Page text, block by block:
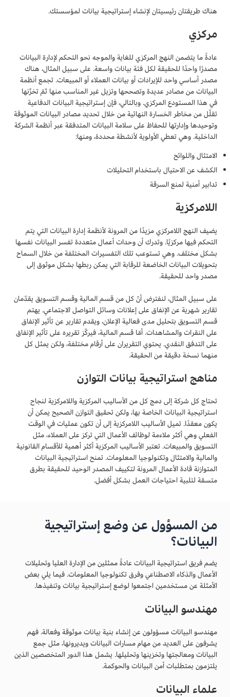
هناك طريقتان رئيسيتان لإنشاء إستراتيجية بيانات لمؤسستك.
مركزي
عادةً ما يتضمن النهج المركزي للغاية والموجه نحو التحكم لإدارة البيانات
مصدرًا واحدًا للحقيقة لكل فئة بيانات واسعة. على سبيل المثال، هناك
مصدر أساسي واحد للإيرادات أو بيانات العملاء أو المبيعات. تجمع أنظمة
البيانات من مصادر عديدة وتصححها وتزيل غير المناسب منها ثمّ تخزّنها
في هذا المستودع المركزي. وبالتالي، فإن إستراتيجية البيانات الدفاعية
تقلّل من مخاطر الخسارة النهائية من خلال تحديد مصادر البيانات الموثوقة
وتوحيدها وإدارتها للحفاظ على سلامة البيانات المتدفقة عبر أنظمة الشركة
الداخلية. وهي تعطي الأولوية لأنشطة محددة، ومنها:
الامتثال واللوائح
الكشف عن الاحتيال باستخدام التحليلات
تدابير أمنية لمنع السرقة
اللامركزية
يضيف النهج اللامركزي مزيدًا من المرونة لأنظمة إدارة البيانات التي يتم
التحكم فيها مركزيًا. وتدرك أن وحدات أعمال متعددة تفسر البيانات نفسها
بشكل مختلف. وهي تستوعب تلك التفسيرات المختلفة من خلال السماح
بتحويلات البيانات الخاضعة للرقابة التي يمكن ربطها بشكل موثوق إلى
مصدر واحد للحقيقة.
على سبيل المثال، لنفترض أنّ كل من قسم المالية وقسم التسويق يقدّمان
تقارير شهرية عن الإنفاق على إعلانات وسائل التواصل الاجتماعي. يهتم
قسم التسويق بتحليل مدى فعالية الإعلان، ويقدم تقارير عن تأثير الإنفاق
على النقرات والمشاهدات. أمّا قسم المالية، فيركّز تقريره على تأثير الإنفاق
على التدفق النقدي. يحتوي التقريران على أرقام مختلفة، ولكن يمثل كل
منهما نسخة دقيقة من الحقيقة.
مناهج استراتيجية بيانات التوازن
تحتاج كل شركة إلى دمج كل من الأساليب المركزية واللامركزية لنجاح
استراتيجية البيانات الخاصة بها، ولكن تحقيق التوازن الصحيح يمكن أن
يكون معقدًا. تميل الأساليب اللامركزية إلى أن تكون عمليات في الوقت
الفعلي وهي أكثر ملاءمة لوظائف الأعمال التي تركز على العملاء، مثل
التسويق والمبيعات. تعتبر الأساليب المركزية أكثر أهمية للأقسام القانونية
والمالية والامتثال وتكنولوجيا المعلومات. تمنح استراتيجية البيانات
المتوازنة قادة الأعمال المرونة لتكييف المصدر الوحيد للحقيقة بطرق
متسقة لتلبية احتياجات العمل بشكل أفضل.
من المسؤول عن وضع إستراتيجية
البيانات؟
يضم فريق استراتيجية البيانات عادةً ممثلين من الإدارة العليا وتحليلات
الأعمال والذكاء الاصطناعي وفرق تكنولوجيا المعلومات. فيما يلي بعض
الأمثلة عن مستخدمين اجتمعوا لوضع إستراتيجية بيانات وتنفيذها.
مهندسو البيانات
مهندسو البيانات مسؤولون عن إنشاء بنية بيانات موثوقة وفعالة. فهم
يشرفون على العديد من مهام مسارات البيانات ويديرونها، مثل جمع
البيانات ومعالجتها وتخزينها وتحليلها. يشمل هذا الدور المتخصصين الذين
يلتزمون بمتطلبات أمن البيانات والحوكمة.
علماء البيانات